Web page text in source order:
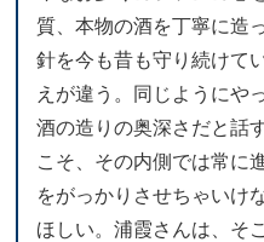
質、本物の酒を丁寧に造
針を今も昔も守り続けて
えが違う。同じようにや
酒の造りの奥深さだと話
こそ、その内側では常に
をがっかりさせちゃいけ
ほしい。浦霞さんは、そ